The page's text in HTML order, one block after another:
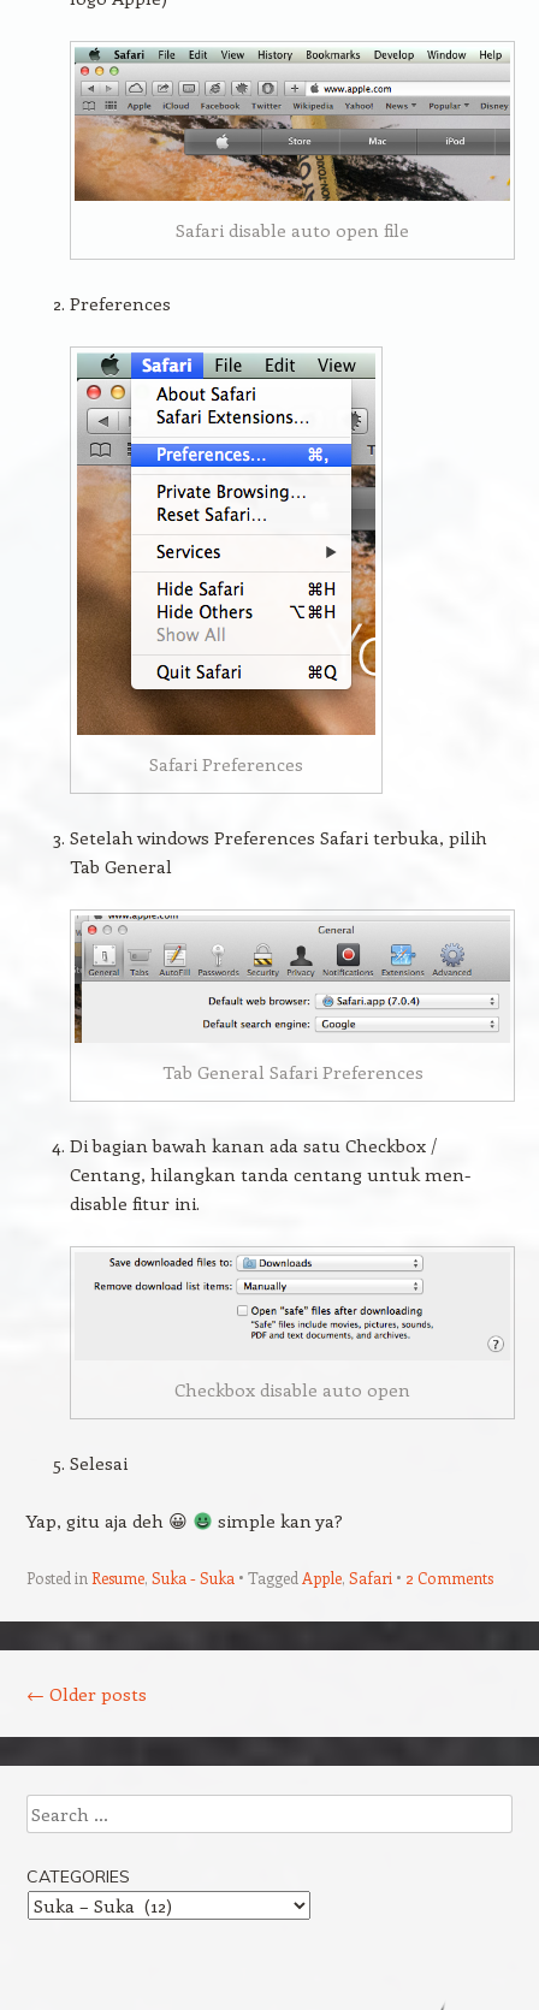
Safari disable auto open file
Preferences
Safari Preferences
Setelah windows Preferences Safari terbuka, pilih
Tab General
Tab General Safari Preferences
Di bagian bawah kanan ada satu Checkbox /
Centang, hilangkan tanda centang untuk men-
disable fitur ini.
Checkbox disable auto open
Selesai
Yap, gitu aja deh 😀 simple kan ya?
Posted in Resume, Suka - Suka Tagged Apple, Safari 2 Comments
← Older posts
Search
CATEGORIES
Categories